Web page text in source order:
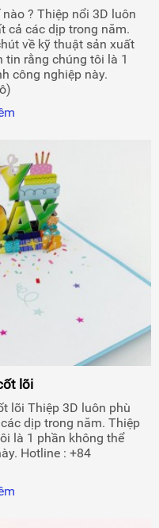
? Thiệp nổi 3D luôn
cả các dịp trong năm.
về kỹ thuật sản xuất
tin rằng chúng tôi là 1
công nghiệp này.
lõi
lõi Thiệp 3D luôn phù
dịp trong năm. Thiệp
là 1 phần không thể
Hotline : +84